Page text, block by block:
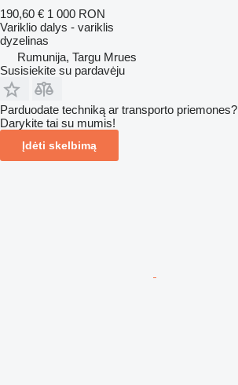
190,60 € 1 000 RON
Variklio dalys - variklis
dyzelinas
Rumunija, Targu Mrues
Susisiekite su pardavėju
Parduodate techniką ar transporto priemones?
Darykite tai su mumis!
Įdėti skelbimą